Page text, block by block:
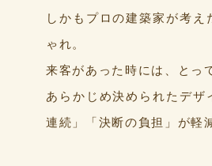
しかもプロの建築家が考
ゃれ。
来客があった時には、とっ
あらかじめ決められたデ
連続」「決断の負担」が軽